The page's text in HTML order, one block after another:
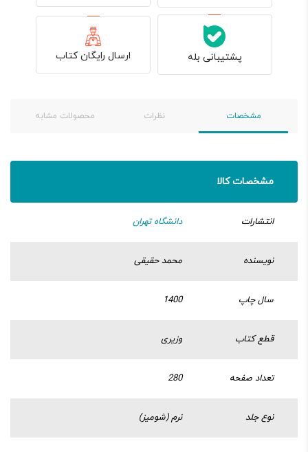
پشتیبانی بله ارسال رایگان کتاب
مشخصات نظرات محصولات مشابه
مشخصات کالا
انتشارات دانشگاه تهران
نویسنده محمد حقیقی
سال چاپ 1400
قطع کتاب وزیری
تعداد صفحه 280
نوع جلد نرم (شومیز)